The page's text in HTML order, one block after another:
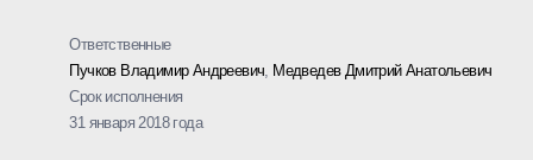
Ответственные
Пучков Владимир Андреевич Медведев Дмитрий Анатольевич
Срок исполнения
31 января 2018 года